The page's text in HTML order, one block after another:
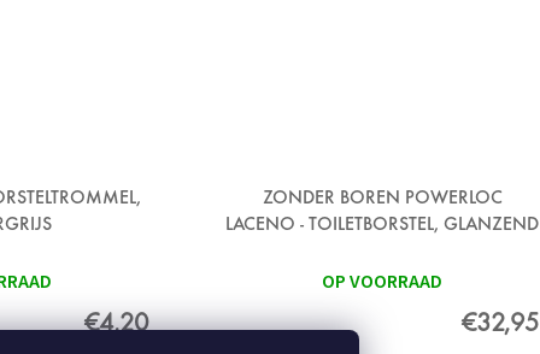
€4,20
ZONDER BOREN POWERLOC
LACENO - TOILETBORSTEL, GLANZEND
OP VOORRAAD
€32,95